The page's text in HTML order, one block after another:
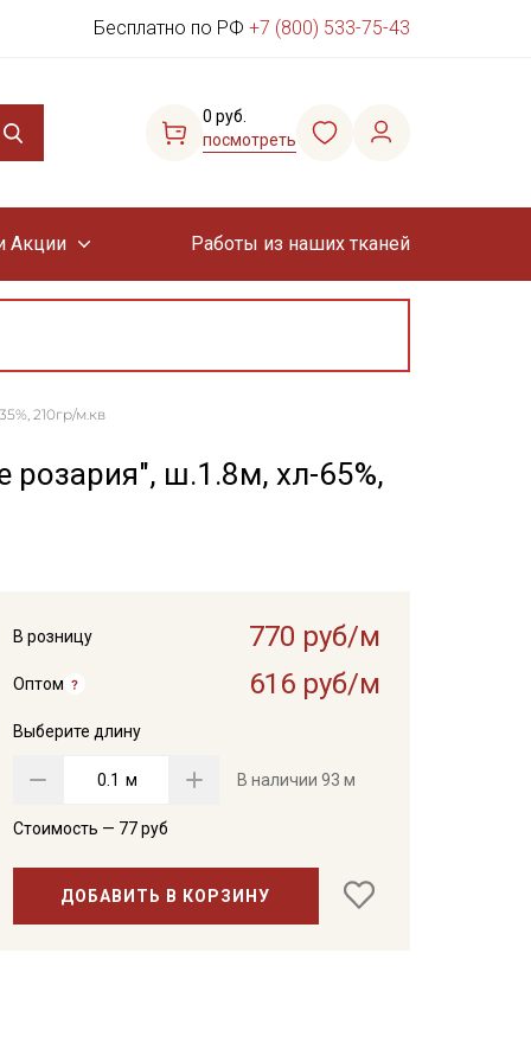
Бесплатно по РФ +7 (800) 533-75-43
0 руб.
посмотреть
Акции Работы из наших тканей
210гр/м.кв
ш.1.8м, хл-65%,
В розницу 770 руб/м
Оптом 616 руб/м
Выберите длину
м В наличии 93 м
Стоимость — 77руб
ДОБАВИТЬ В КОРЗИНУ